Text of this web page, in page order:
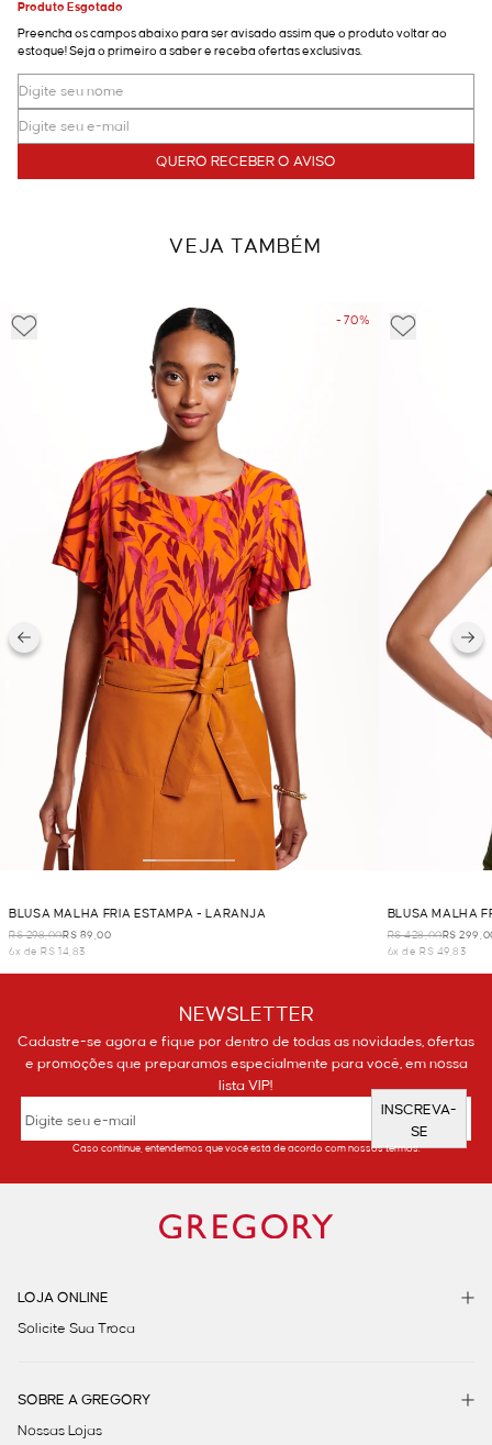
Produto Esgotado
Preencha os campos abaixo para ser avisado assim que o produto voltar ao
estoque! Seja o primeiro a saber e receba ofertas exclusivas.
QUERO RECEBER O AVISO
VEJA TAMBÉM
- 70%
BLUSA MALHA FRIA ESTAMPA - LARANJA
R$ 298,00R$ 89,00
6x de R$ 14,83
BLUSA MALHA
R$ 428,00R$
6x de R$ 49,83
NEWSLETTER
Cadastre-se agora e fique por dentro de todas as novidades, ofertas
e promoções que preparamos especialmente para você, em nossa
lista VIP!
INSCREVA-
SE
Caso continue, entendemos que você está de acordo com nossos termos.
LOJA ONLINE
Solicite Sua Troca
SOBRE A GREGORY
Nossas Lojas